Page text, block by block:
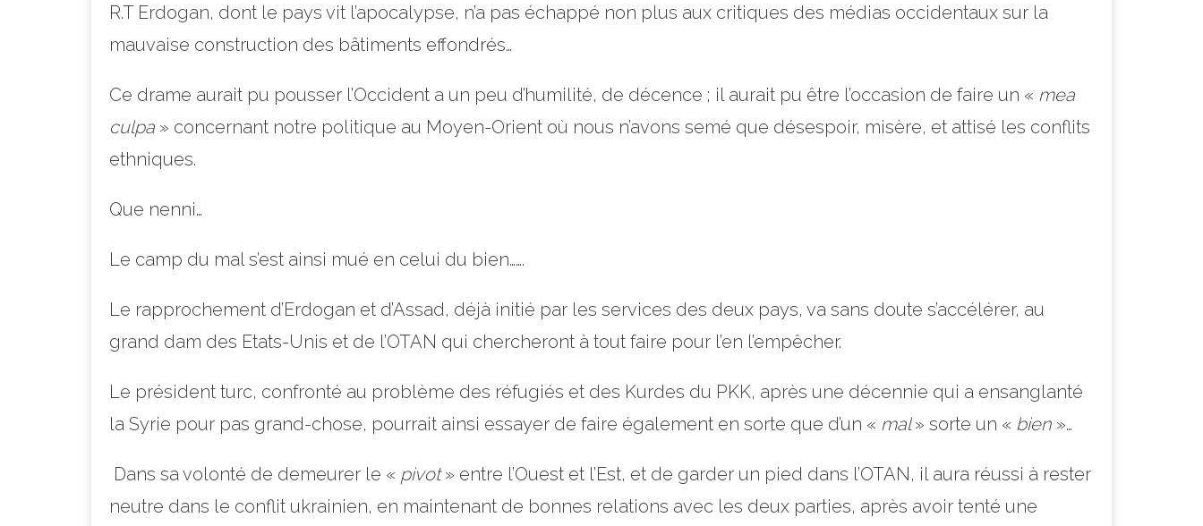
R.T Erdogan, dont le pays vit l’apocalypse, n’a pas échappé non plus aux critiques des médias occidentaux sur la
mauvaise construction des bâtiments effondrés…
Ce drame aurait pu pousser l’Occident a un peu d’humilité, de décence ; il aurait pu être l’occasion de faire un « mea
culpa » concernant notre politique au Moyen-Orient où nous n’avons semé que désespoir, misère, et attisé les conflits
ethniques.
Que nenni…
Le camp du mal s’est ainsi mué en celui du bien…….
Le rapprochement d’Erdogan et d’Assad, déjà initié par les services des deux pays, va sans doute s’accélérer, au
grand dam des Etats-Unis et de l’OTAN qui chercheront à tout faire pour l’en l’empêcher.
Le président turc, confronté au problème des réfugiés et des Kurdes du PKK, après une décennie qui a ensanglanté
la Syrie pour pas grand-chose, pourrait ainsi essayer de faire également en sorte que d’un « mal» sorte un « bien »…
Dans sa volonté de demeurer le « pivot» entre l’Ouest et l’Est, et de garder un pied dans l’OTAN, il aura réussi à rester
neutre dans le conflit ukrainien, en maintenant de bonnes relations avec les deux parties, après avoir tenté une